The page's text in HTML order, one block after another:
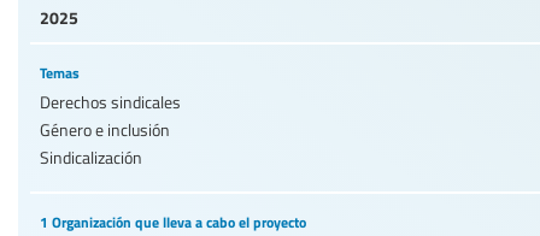
2025
Temas
Derechos sindicales
Género e inclusión
Sindicalización
1 Organización que lleva a cabo el proyecto